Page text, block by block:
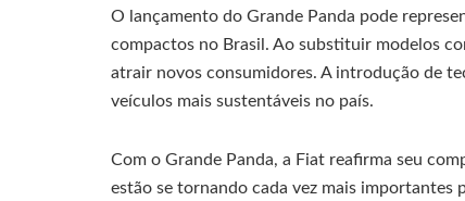
O lançamento do Grande Panda pode
compactos no Brasil. Ao substituir modelos
atrair novos consumidores. A introdução de
veículos mais sustentáveis no país.
Com o Grande Panda, a Fiat reafirma seu
estão se tornando cada vez mais importantes